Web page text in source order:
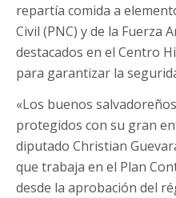
repartía comida a
Civil (PNC) y de la Fuerza
destacados en el Centro
para garantizar la
«Los buenos
protegidos con su gran
diputado Christian
que trabaja en el Plan
desde la aprobación del